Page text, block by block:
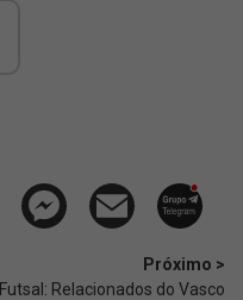
Próximo >
Futsal: Relacionados do Vasco